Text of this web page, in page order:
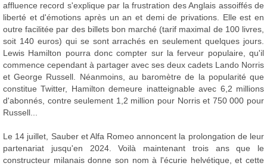
affluence record s'explique par la frustration des Anglais assoiffés de
liberté et d'émotions après un an et demi de privations. Elle est en
outre facilitée par des billets bon marché (tarif maximal de 100 livres,
soit 140 euros) qui se sont arrachés en seulement quelques jours.
Lewis Hamilton pourra donc compter sur la ferveur populaire, qu'il
commence cependant à partager avec ses deux cadets Lando Norris
et George Russell. Néanmoins, au baromètre de la popularité que
constitue Twitter, Hamilton demeure inatteignable avec 6,2 millions
d'abonnés, contre seulement 1,2 million pour Norris et 750 000 pour
Russell...
Le 14 juillet, Sauber et Alfa Romeo annoncent la prolongation de leur
partenariat jusqu'en 2024. Voilà maintenant trois ans que le
constructeur milanais donne son nom à l'écurie helvétique, et cette